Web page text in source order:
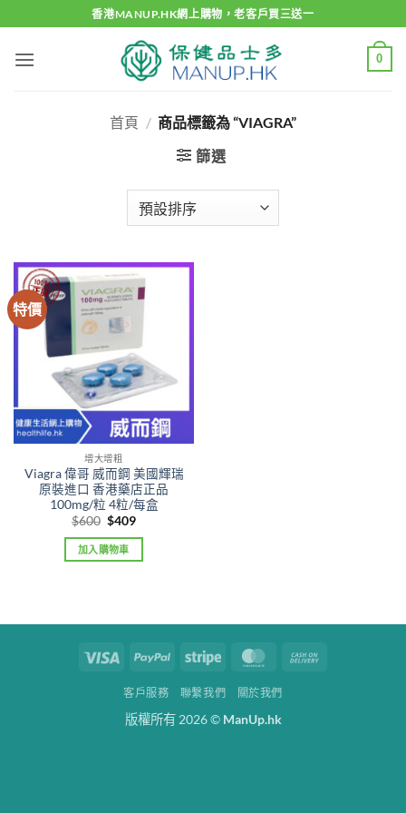
to
content
香港MANUP.HK網上購物，老客戶買三送一
0
首頁 / 商品標籤為 “VIAGRA”
篩選
特價
增大增粗
Viagra 偉哥 威而鋼 美國輝瑞
原裝進口 香港藥店正品
100mg/粒 4粒/每盒
$600 Original
was:
$600.
$409Current
is:
加入購物車
Visa PayPal Stripe MasterCard
客戶服務 聯繫我們 關於我們
版權所有 2026 © ManUp.hk